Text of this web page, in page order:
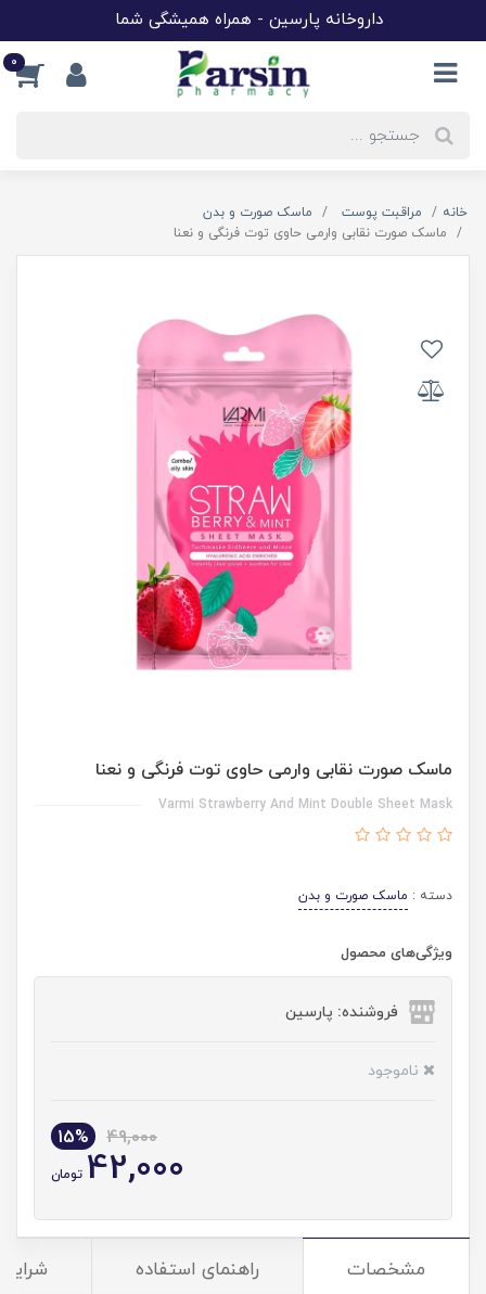
داروخانه پارسین - همراه همیشگی شما
0
خانه مراقبت پوست
ماسک صورت و بدن
ماسک صورت نقابی وارمی حاوی توت فرنگی و نعنا
ماسک صورت نقابی وارمی حاوی توت فرنگی و نعنا
Varmi Strawberry And Mint Double Sheet Mask
دسته : ماسک صورت و بدن
ویژگی‌های محصول
فروشنده: پارسین
ناموجود
49,000
15%
42,000 تومان
مشخصات راهنمای استفاده